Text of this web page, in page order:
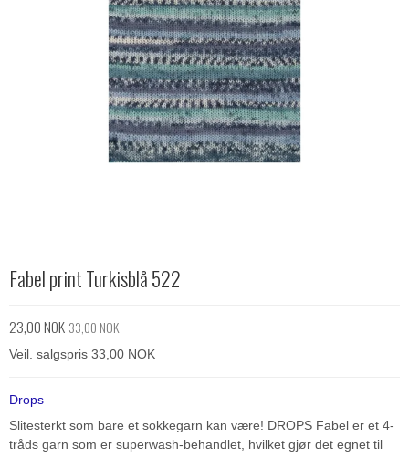
Fabel print Turkisblå 522
23,00 NOK33,00 NOK
Veil. salgspris 33,00 NOK
Drops
Slitesterkt som bare et sokkegarn kan være! DROPS Fabel er et 4-
tråds garn som er superwash-behandlet, hvilket gjør det egnet til